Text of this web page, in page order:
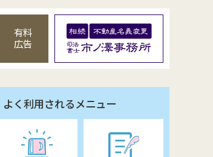
有料
広告
よく利用されるメニュー